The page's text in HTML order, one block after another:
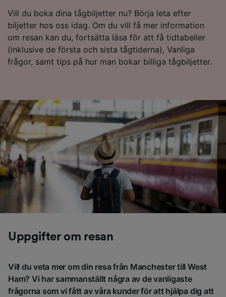
Vill du boka dina tågbiljetter nu? Börja leta efter
biljetter hos oss idag. Om du vill få mer information
om resan kan du, fortsätta läsa för att få tidtabeller
(inklusive de första och sista tågtiderna), Vanliga
frågor, samt tips på hur man bokar billiga tågbiljetter.
Uppgifter om resan
Vill du veta mer om din resa från Manchester till West
Ham? Vi har sammanställt några av de vanligaste
frågorna som vi fått av våra kunder för att hjälpa dig att